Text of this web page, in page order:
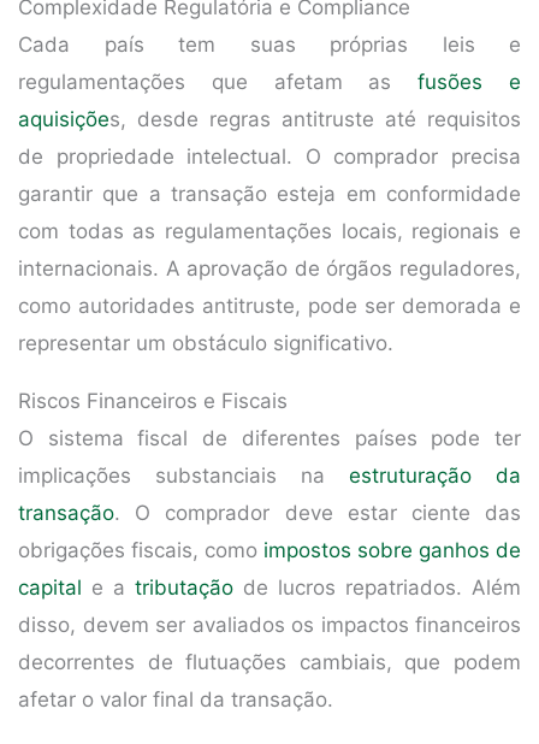
Complexidade Regulatória e Compliance
Cada país tem suas próprias leis e
regulamentações que afetam asfusões e
aquisições, desde regras antitruste até requisitos
de propriedade intelectual. O comprador precisa
garantir que a transação esteja em conformidade
com todas as regulamentações locais, regionais e
internacionais. A aprovação de órgãos reguladores,
como autoridades antitruste, pode ser demorada e
representar um obstáculo significativo.
Riscos Financeiros e Fiscais
O sistema fiscal de diferentes países pode ter
implicações substanciais na estruturação da
transação. O comprador deve estar ciente das
obrigações fiscais, como impostos sobre ganhos de
capital e a tributação de lucros repatriados. Além
disso, devem ser avaliados os impactos financeiros
decorrentes de flutuações cambiais, que podem
afetar o valor final da transação.